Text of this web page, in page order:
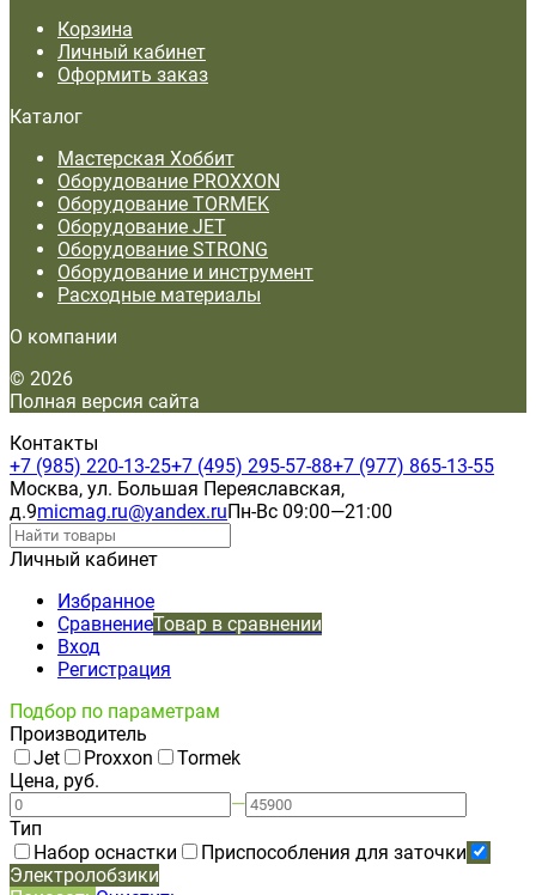
Корзина
Личный кабинет
Оформить заказ
Каталог
Мастерская Хоббит
Оборудование PROXXON
Оборудование TORMEK
Оборудование JET
Оборудование STRONG
Оборудование и инструмент
Расходные материалы
О компании
© 2026
Полная версия сайта
Контакты
+7 (985) 220-13-25+7 (495) 295-57-88+7 (977) 865-13-55
Москва, ул. Большая Переяславская,
д.9micmag.ru@yandex.ruПн-Вс 09:00—21:00
Личный кабинет
Избранное
СравнениеТовар в сравнении
Вход
Регистрация
Подбор по параметрам
Производитель
Jet
Proxxon
Tormek
Цена, руб.
—
Тип
Набор оснастки
Приспособления для заточки
Электролобзики